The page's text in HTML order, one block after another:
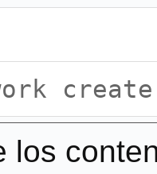
create
los